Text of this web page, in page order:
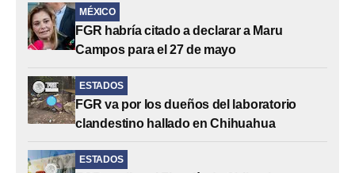
MÉXICO
FGR habría citado a declarar a Maru
Campos para el 27 de mayo
ESTADOS
FGR va por los dueños del laboratorio
clandestino hallado en Chihuahua
ESTADOS